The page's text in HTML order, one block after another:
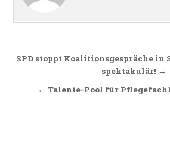
Beitragsnavigation
SPD stoppt Koalitionsgespräche in
spektakulär! →
← Talente-Pool für